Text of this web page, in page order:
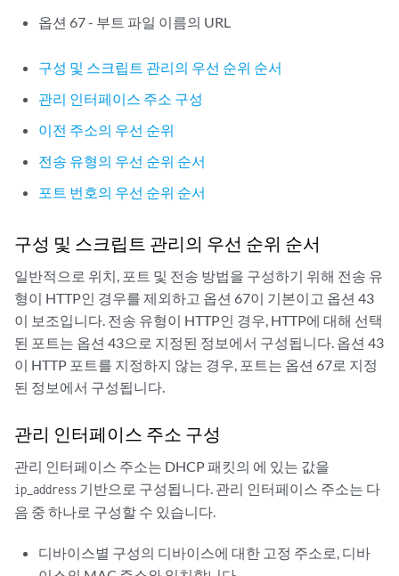
옵션 67 - 부트 파일 이름의 URL
구성 및 스크립트 관리의 우선 순위 순서
관리 인터페이스 주소 구성
이전 주소의 우선 순위
전송 유형의 우선 순위 순서
포트 번호의 우선 순위 순서
구성 및 스크립트 관리의 우선 순위 순서
일반적으로 위치, 포트 및 전송 방법을 구성하기 위해 전송 유
형이 HTTP인 경우를 제외하고 옵션 67이 기본이고 옵션 43
이 보조입니다. 전송 유형이 HTTP인 경우, HTTP에 대해 선택
된 포트는 옵션 43으로 지정된 정보에서 구성됩니다. 옵션 43
이 HTTP 포트를 지정하지 않는 경우, 포트는 옵션 67로 지정
된 정보에서 구성됩니다.
관리 인터페이스 주소 구성
관리 인터페이스 주소는 DHCP 패킷의 에 있는 값을
ip_address 기반으로 구성됩니다. 관리 인터페이스 주소는 다
음 중 하나로 구성할 수 있습니다.
디바이스별 구성의 디바이스에 대한 고정 주소로, 디바